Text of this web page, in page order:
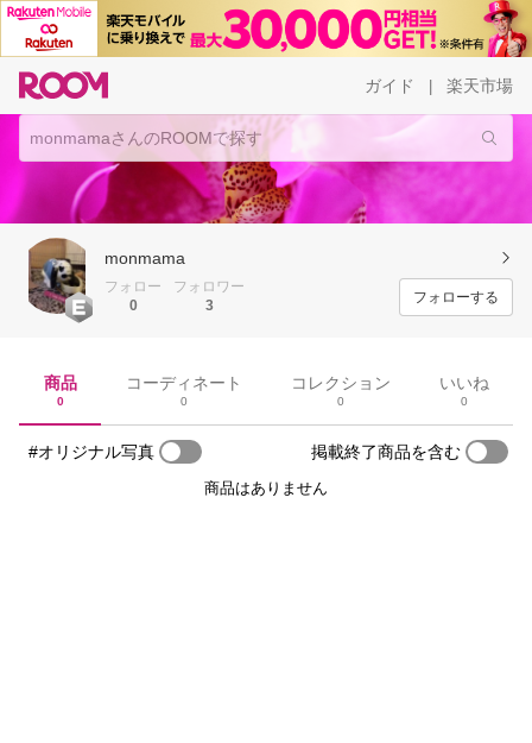
ガイド 楽天市場
monmama
フォロー
0
フォロワー
3
フォローする
商品
0
コーディネート
0
コレクション
0
いいね
0
#オリジナル写真 掲載終了商品を含む
商品はありません